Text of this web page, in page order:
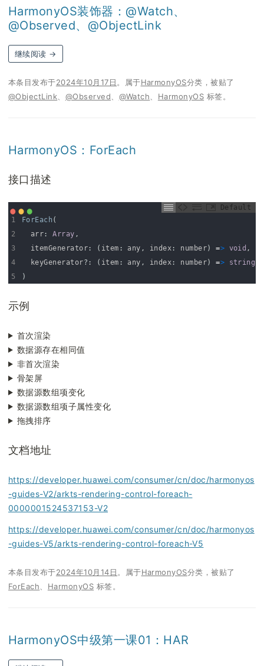
HarmonyOS装饰器：@Watch、
@Observed、@ObjectLink
继续阅读 →
本条目发布于2024年10月17日 。属于HarmonyOS分类，被贴了
@ObjectLink
@Observed @Watch HarmonyOS 标签。
HarmonyOS：ForEach
接口描述
Default
1
2
3
4
5
ForEach (
arr : Array ,
itemGenerator : ( item : any , index : number) => void ,
keyGenerator? : ( item : any , index : number) =>
string
)
示例
首次渲染
数据源存在相同值
非首次渲染
骨架屏
数据源数组项变化
数据源数组项子属性变化
拖拽排序
文档地址
https://developer.huawei.com/consumer/cn/doc/harmonyos
-guides-V2/arkts-rendering-control-foreach-
0000001524537153-V2
https://developer.huawei.com/consumer/cn/doc/harmonyos
-guides-V5/arkts-rendering-control-foreach-V5
本条目发布于2024年10月14日 。属于HarmonyOS分类，被贴了
ForEach
HarmonyOS 标签。
HarmonyOS中级第一课01：HAR